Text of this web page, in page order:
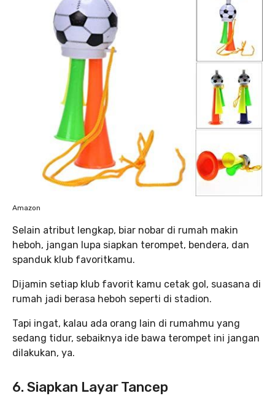
Amazon
Selain atribut lengkap, biar nobar di rumah makin
heboh, jangan lupa siapkan terompet, bendera, dan
spanduk klub favoritkamu.
Dijamin setiap klub favorit kamu cetak gol, suasana di
rumah jadi berasa heboh seperti di stadion.
Tapi ingat, kalau ada orang lain di rumahmu yang
sedang tidur, sebaiknya ide bawa terompet ini jangan
dilakukan, ya.
6. Siapkan Layar Tancep